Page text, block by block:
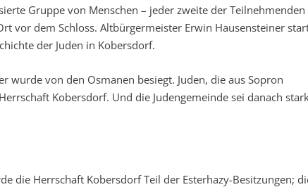
Gruppe von Menschen – jeder zweite der Teilnehmenden
vor dem Schloss. Altbürgermeister Erwin Hausensteiner
der Juden in Kobersdorf.
wurde von den Osmanen besiegt. Juden, die aus Sopron
Kobersdorf. Und die Judengemeinde sei danach
die Herrschaft Kobersdorf Teil der Esterhazy-Besitzungen;